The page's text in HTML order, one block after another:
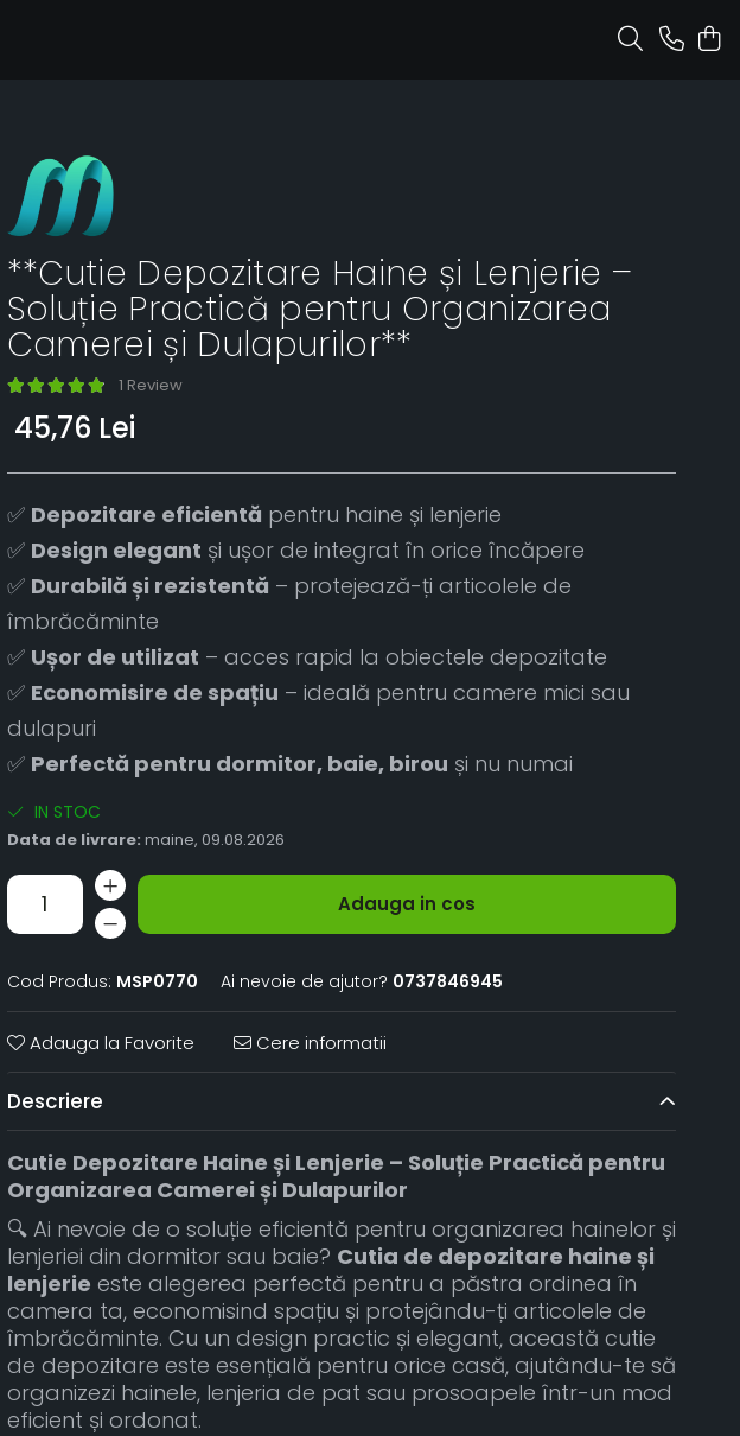
**Cutie Depozitare Haine și Lenjerie –
Soluție Practică pentru Organizarea
Camerei și Dulapurilor**
1 Review
45,76 Lei
✅ Depozitare eficientă pentru haine și lenjerie
✅ Design elegant și ușor de integrat în orice încăpere
✅ Durabilă și rezistentă – protejează-ți articolele de
îmbrăcăminte
✅ Ușor de utilizat – acces rapid la obiectele depozitate
✅ Economisire de spațiu – ideală pentru camere mici sau
dulapuri
✅ Perfectă pentru dormitor, baie, birou și nu numai
IN STOC
Data de livrare: maine, 09.08.2026
Adauga in cos
Cod Produs: MSP0770 Ai nevoie de ajutor? 0737846945
Adauga la Favorite Cere informatii
Descriere
Cutie Depozitare Haine și Lenjerie – Soluție Practică pentru
Organizarea Camerei și Dulapurilor
🔍 Ai nevoie de o soluție eficientă pentru organizarea hainelor și
lenjeriei din dormitor sau baie? Cutia de depozitare haine și
lenjerie este alegerea perfectă pentru a păstra ordinea în
camera ta, economisind spațiu și protejându-ți articolele de
îmbrăcăminte. Cu un design practic și elegant, această cutie
de depozitare este esențială pentru orice casă, ajutându-te să
organizezi hainele, lenjeria de pat sau prosoapele într-un mod
eficient și ordonat.